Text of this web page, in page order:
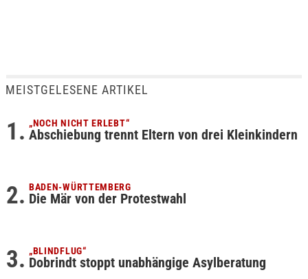
MEISTGELESENE ARTIKEL
„NOCH NICHT ERLEBT“
Abschiebung trennt Eltern von drei Kleinkindern
BADEN-WÜRTTEMBERG
Die Mär von der Protestwahl
„BLINDFLUG“
Dobrindt stoppt unabhängige Asylberatung